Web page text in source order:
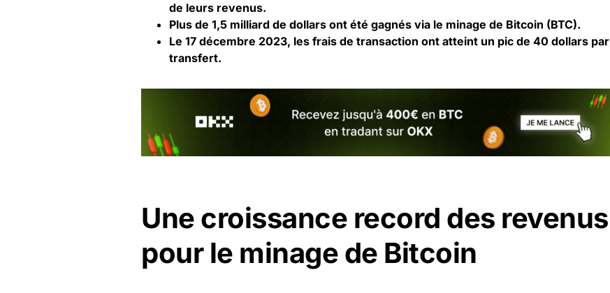
de leurs revenus.
Plus de 1,5 milliard de dollars ont été gagnés via le minage de Bitcoin (BTC).
Le 17 décembre 2023, les frais de transaction ont atteint un pic de 40 dollars par
transfert.
Une croissance record des revenus
pour le minage de Bitcoin